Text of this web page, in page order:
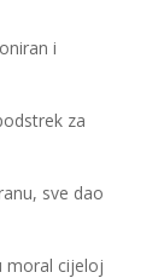
i
za
sve dao
moral cijeloj